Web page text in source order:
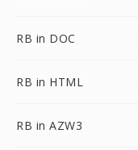
RB in DOC
RB in HTML
RB in AZW3